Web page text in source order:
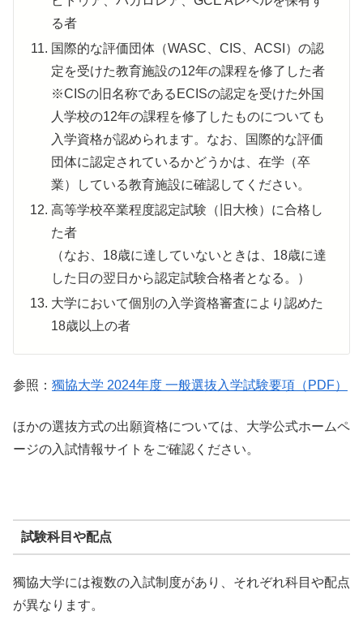
る者
国際的な評価団体（WASC、CIS、ACSI）の認
定を受けた教育施設の12年の課程を修了した者
※CISの旧名称であるECISの認定を受けた外国
人学校の12年の課程を修了したものについても
入学資格が認められます。なお、国際的な評価
団体に認定されているかどうかは、在学（卒
業）している教育施設に確認してください。
高等学校卒業程度認定試験（旧大検）に合格し
た者
（なお、18歳に達していないときは、18歳に達
した日の翌日から認定試験合格者となる。）
大学において個別の入学資格審査により認めた
18歳以上の者
参照： 獨協大学 2024年度 一般選抜入学試験要項（PDF）
ほかの選抜方式の出願資格については、大学公式ホームペ
ージの入試情報サイトをご確認ください。
試験科目や配点
獨協大学には複数の入試制度があり、それぞれ科目や配点
が異なります。